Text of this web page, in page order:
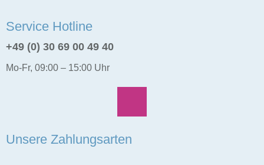
Service Hotline
+49 (0) 30 69 00 49 40
Mo-Fr, 09:00 – 15:00 Uhr
Unsere Zahlungsarten